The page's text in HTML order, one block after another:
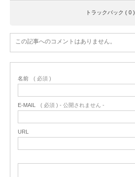
トラックバック ( 0 )
この記事へのコメントはありません。
名前 ( 必須 )
E-MAIL ( 必須 ) - 公開されません -
URL